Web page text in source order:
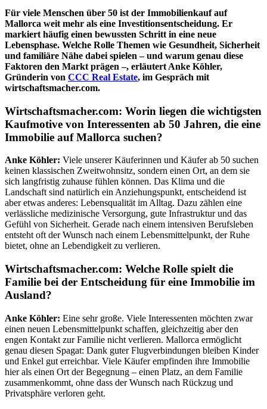
Für viele Menschen über 50 ist der Immobilienkauf auf
Mallorca weit mehr als eine Investitionsentscheidung. Er
markiert häufig einen bewussten Schritt in eine neue
Lebensphase. Welche Rolle Themen wie Gesundheit, Sicherheit
und familiäre Nähe dabei spielen – und warum genau diese
Faktoren den Markt prägen –, erläutert Anke Köhler,
Gründerin von CCC Real Estate, im Gespräch mit
wirtschaftsmacher.com.
Wirtschaftsmacher.com: Worin liegen die wichtigsten
Kaufmotive von Interessenten ab 50 Jahren, die eine
Immobilie auf Mallorca suchen?
Anke Köhler: Viele unserer Käuferinnen und Käufer ab 50 suchen
keinen klassischen Zweitwohnsitz, sondern einen Ort, an dem sie
sich langfristig zuhause fühlen können. Das Klima und die
Landschaft sind natürlich ein Anziehungspunkt, entscheidend ist
aber etwas anderes: Lebensqualität im Alltag. Dazu zählen eine
verlässliche medizinische Versorgung, gute Infrastruktur und das
Gefühl von Sicherheit. Gerade nach einem intensiven Berufsleben
entsteht oft der Wunsch nach einem Lebensmittelpunkt, der Ruhe
bietet, ohne an Lebendigkeit zu verlieren.
Wirtschaftsmacher.com: Welche Rolle spielt die
Familie bei der Entscheidung für eine Immobilie im
Ausland?
Anke Köhler: Eine sehr große. Viele Interessenten möchten zwar
einen neuen Lebensmittelpunkt schaffen, gleichzeitig aber den
engen Kontakt zur Familie nicht verlieren. Mallorca ermöglicht
genau diesen Spagat: Dank guter Flugverbindungen bleiben Kinder
und Enkel gut erreichbar. Viele Käufer empfinden ihre Immobilie
hier als einen Ort der Begegnung – einen Platz, an dem Familie
zusammenkommt, ohne dass der Wunsch nach Rückzug und
Privatsphäre verloren geht.